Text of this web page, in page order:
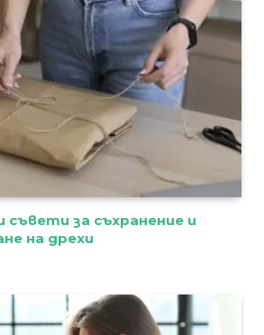
съвети за съхранение и
на дрехи